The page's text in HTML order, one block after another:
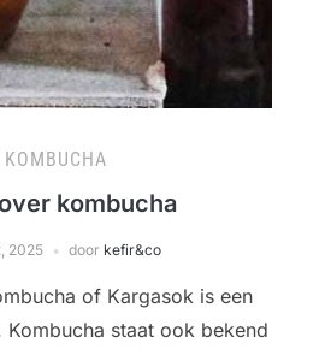
KOMBUCHA
kombucha
2025 door kefir&co
of Kargasok is een
staat ook bekend